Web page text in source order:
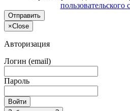
пользовательского
Отправить
×Close
Авторизация
Логин (email)
Пароль
Войти